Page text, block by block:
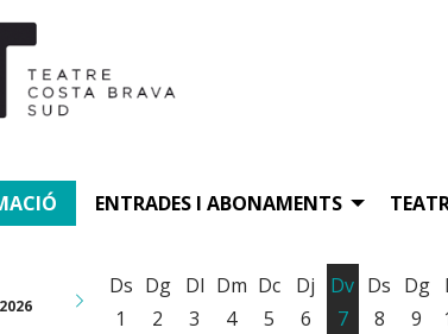
ENTRADES I ABONAMENTS
Ds
1
Dg
2
Dl
3
Dm
4
Dc
5
Dj
6
Dv
7
Ds
8
Dg
9